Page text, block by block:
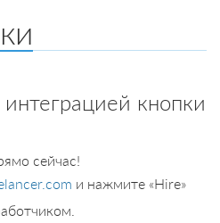
кнопки
сейчас!
и нажмите «Hire»